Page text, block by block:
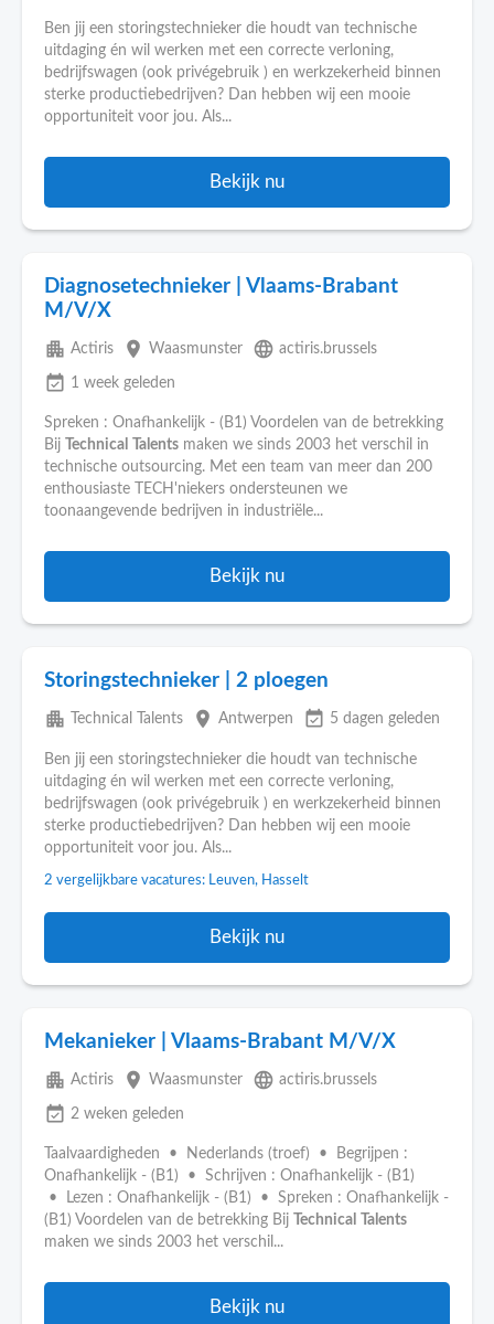
Ben jij een storingstechnieker die houdt van technische
uitdaging én wil werken met een correcte verloning,
bedrijfswagen (ook privégebruik ) en werkzekerheid binnen
sterke productiebedrijven? Dan hebben wij een mooie
opportuniteit voor jou. Als...
Bekijk nu
Diagnosetechnieker | Vlaams-Brabant
M/V/X
apartment Actiris place Waasmunster language actiris.brussels
event_available 1 week geleden
Spreken : Onafhankelijk - (B1) Voordelen van de betrekking
Bij
Technical Talents maken we sinds 2003 het verschil in
technische outsourcing. Met een team van meer dan 200
enthousiaste TECH'niekers ondersteunen we
toonaangevende bedrijven in industriële...
Bekijk nu
Storingstechnieker | 2 ploegen
apartment Technical Talents place Antwerpen event_available 5 dagen geleden
Ben jij een storingstechnieker die houdt van technische
uitdaging én wil werken met een correcte verloning,
bedrijfswagen (ook privégebruik ) en werkzekerheid binnen
sterke productiebedrijven? Dan hebben wij een mooie
opportuniteit voor jou. Als...
2 vergelijkbare vacatures: Leuven, Hasselt
Bekijk nu
Mekanieker | Vlaams-Brabant M/V/X
apartment Actiris place Waasmunster language actiris.brussels
event_available 2 weken geleden
Taalvaardigheden • Nederlands (troef) • Begrijpen :
Onafhankelijk - (B1) • Schrijven : Onafhankelijk - (B1)
• Lezen : Onafhankelijk - (B1) • Spreken : Onafhankelijk -
(B1) Voordelen van de betrekking Bij
Technical
Talents
maken we sinds 2003 het verschil...
Bekijk nu